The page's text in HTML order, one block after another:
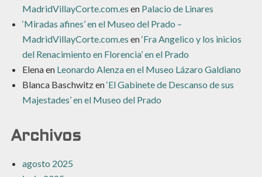
MadridVillayCorte.com.es en Palacio de Linares
‘Miradas afines’ en el Museo del Prado –
MadridVillayCorte.com.es en‘Fra Angelico y los inicios
del Renacimiento en Florencia’ en el Prado
Elenaen Leonardo Alenza en el Museo Lázaro Galdiano
Blanca Baschwitzen‘El Gabinete de Descanso de sus
Majestades’ en el Museo del Prado
Archivos
agosto 2025